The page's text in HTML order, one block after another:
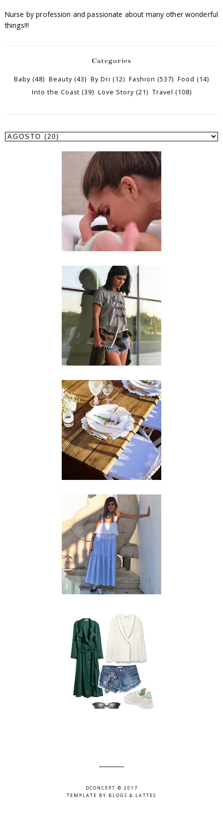
Nurse by profession and passionate about many other wonderful
things!!!
Categories
Baby (48) Beauty (43) By Dri (12) Fashion (537) Food (14)
Into the Coast (39) Love Story (21) Travel (108)
DCONCEPT © 2017
TEMPLATE BY BLOGS & LATTES